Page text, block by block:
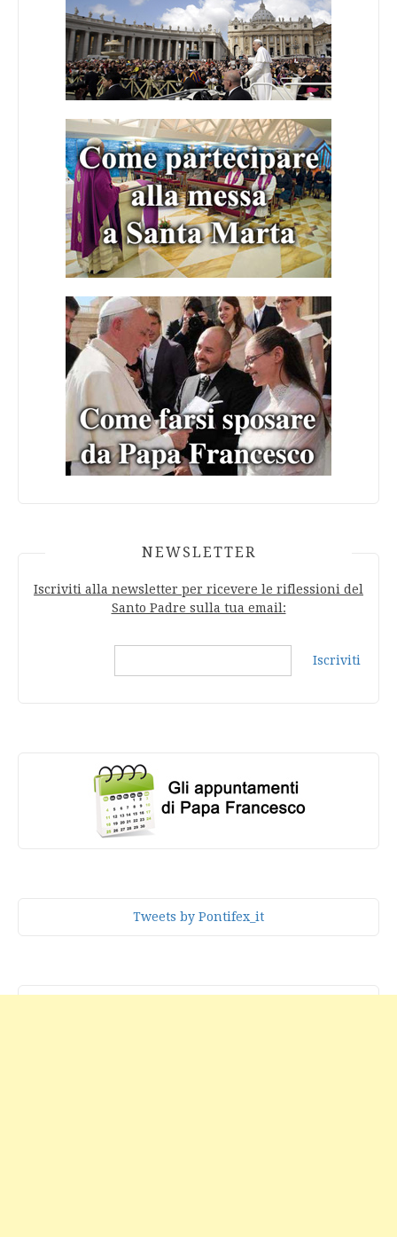
NEWSLETTER
Iscriviti alla newsletter per ricevere le riflessioni del
Santo Padre sulla tua email:
Iscriviti
Tweets by Pontifex_it